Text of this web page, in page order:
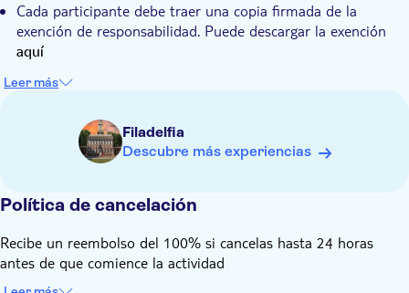
Cada participante debe traer una copia firmada de la
exención de responsabilidad. Puede descargar la exención
aquí
Si alquila una bicicleta, también deberá traer una copia
descargar el contrato de alquiler
Todos los tours están sujetos a las condiciones climáticas.
Por favor use ropa y zapatos apropiados.
Si alquila una bicicleta, se le proporcionará un casco.
Leer más
Filadelfia
Descubre más experiencias
Política de cancelación
Recibe un reembolso del 100% si cancelas hasta 24 horas
antes de que comience la actividad